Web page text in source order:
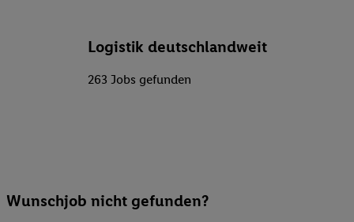
Logistik deutschlandweit
263 Jobs gefunden
Wunschjob nicht gefunden?